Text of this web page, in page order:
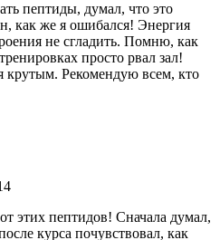
пептиды, думал, что это
как же я ошибался! Энергия
не сгладить. Помню, как
просто рвал зал!
крутым. Рекомендую всем, кто
этих пептидов! Сначала думал,
курса почувствовал, как